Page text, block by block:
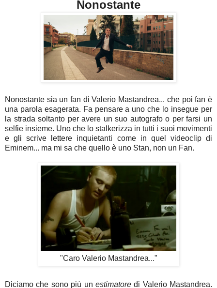
Nonostante
Nonostante sia un fan di Valerio Mastandrea... che poi fan è
una parola esagerata. Fa pensare a uno che lo insegue per
la strada soltanto per avere un suo autografo o per farsi un
selfie insieme. Uno che lo stalkerizza in tutti i suoi movimenti
e gli scrive lettere inquietanti come in quel videoclip di
Eminem... ma mi sa che quello è uno Stan, non un Fan.
"Caro Valerio Mastandrea..."
Diciamo che sono più un estimatoredi Valerio Mastandrea.